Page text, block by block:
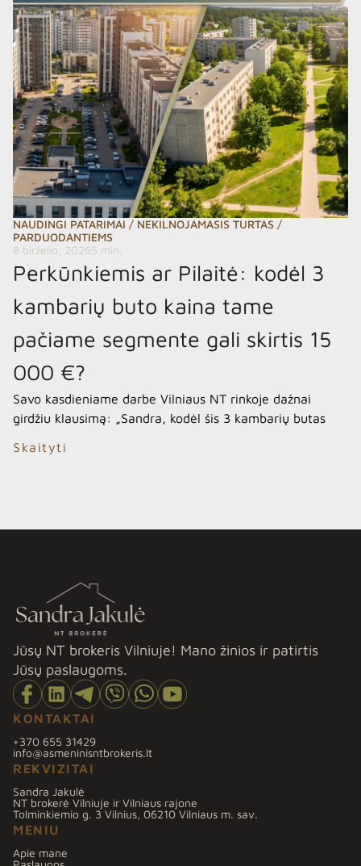
NAUDINGI PATARIMAI / NEKILNOJAMASIS TURTAS /
PARDUODANTIEMS
8 birželio, 20265 min.
Perkūnkiemis ar Pilaitė: kodėl 3
kambarių buto kaina tame
pačiame segmente gali skirtis 15
000 €?
Savo kasdieniame darbe Vilniaus NT rinkoje dažnai
girdžiu klausimą: „Sandra, kodėl šis 3 kambarių butas
nei lygiai tokio paties dydžio butas vos už kelių
jaunos šeimos. […]
Skaityti
Jūsų NT brokeris Vilniuje! Mano žinios ir patirtis
Jūsų paslaugoms.
KONTAKTAI
+370 655 31429
info@asmeninisntbrokeris.lt
REKVIZITAI
Sandra Jakulė
NT brokerė Vilniuje ir Vilniaus rajone
Tolminkiemio g. 3 Vilnius, 06210 Vilniaus m. sav.
MENIU
Apie mane